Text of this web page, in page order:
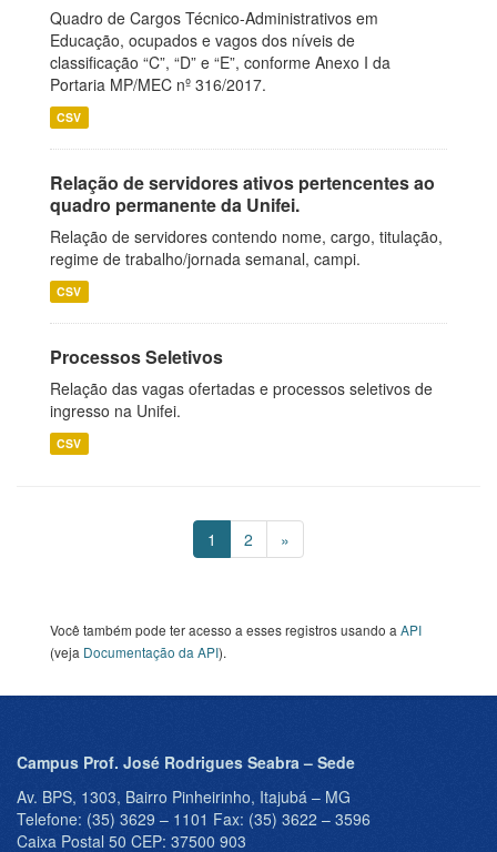
Quadro de Cargos Técnico-Administrativos em
Educação, ocupados e vagos dos níveis de
classificação “C”, “D” e “E”, conforme Anexo I da
Portaria MP/MEC nº 316/2017.
CSV
Relação de servidores ativos pertencentes ao
quadro permanente da Unifei.
Relação de servidores contendo nome, cargo, titulação,
regime de trabalho/jornada semanal, campi.
CSV
Processos Seletivos
Relação das vagas ofertadas e processos seletivos de
ingresso na Unifei.
CSV
1 2 »
Você também pode ter acesso a esses registros usando a API
(veja Documentação da API).
Campus Prof. José Rodrigues Seabra – Sede
Av. BPS, 1303, Bairro Pinheirinho, Itajubá – MG
Telefone: (35) 3629 – 1101 Fax: (35) 3622 – 3596
Caixa Postal 50 CEP: 37500 903